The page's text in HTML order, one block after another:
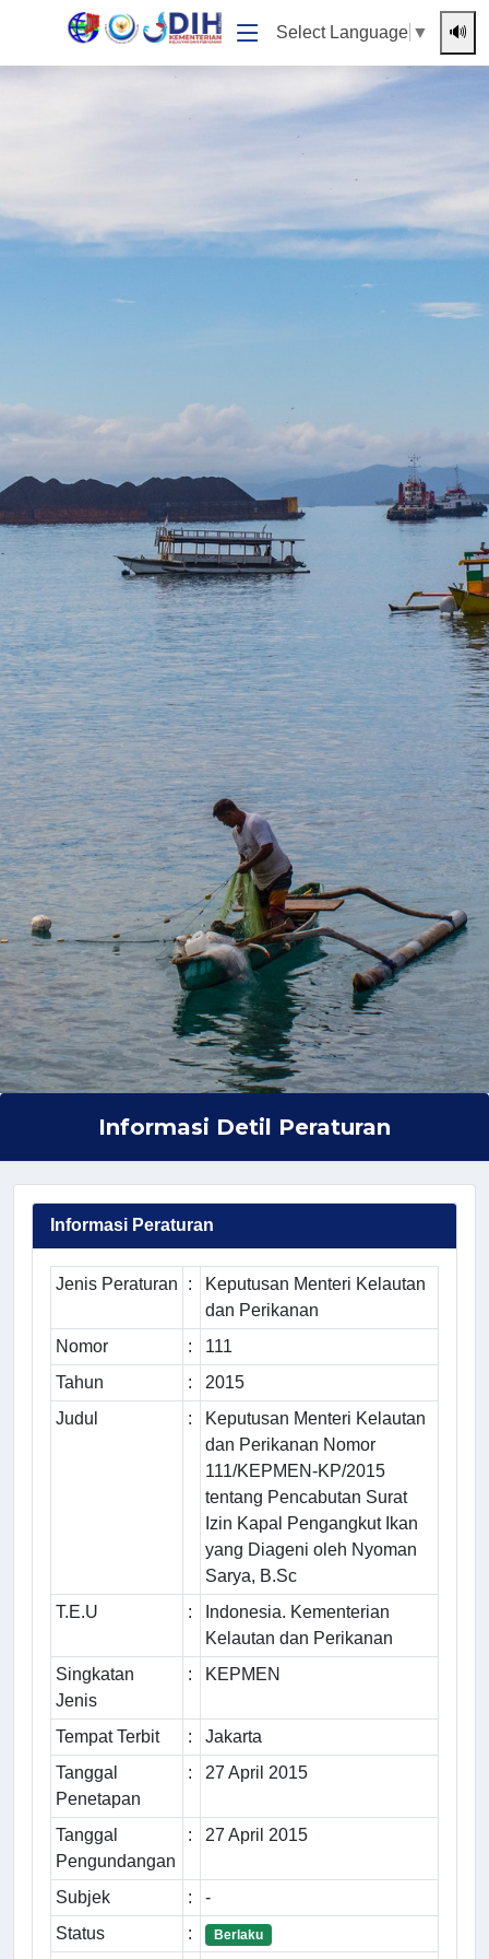
Select Language ▼ 🔊
Informasi Detil Peraturan
Informasi Peraturan
Jenis Peraturan :
Keputusan Menteri Kelautan
dan Perikanan
Nomor
:
111
Tahun
:
2015
Judul
:
Keputusan Menteri Kelautan
dan Perikanan Nomor
111/KEPMEN-KP/2015
tentang Pencabutan Surat
Izin Kapal Pengangkut Ikan
yang Diageni oleh Nyoman
Sarya, B.Sc
T.E.U
:
Indonesia. Kementerian
Kelautan dan Perikanan
Singkatan
Jenis
: KEPMEN
Tempat Terbit :
Jakarta
Tanggal
Penetapan
: 27 April 2015
Tanggal
Pengundangan
: 27 April 2015
Subjek :
-
Status
: Berlaku